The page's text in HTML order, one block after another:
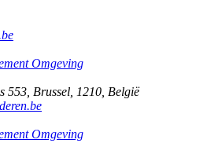
Omgeving
553 Brussel 1210 België
Omgeving